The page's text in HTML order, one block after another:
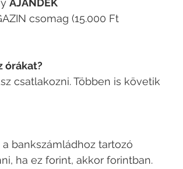
AJÁNDÉK
csomag (15.000 Ft
órákat?
csatlakozni. Többen is követik
bankszámládhoz tartozó
ha ez forint, akkor forintban.